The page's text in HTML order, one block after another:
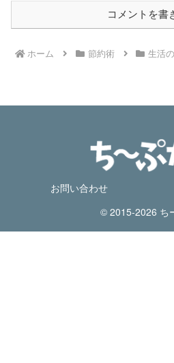
コメントを書
ホーム 節約術 生活
お問い合わせ
© 2015-2026 ち